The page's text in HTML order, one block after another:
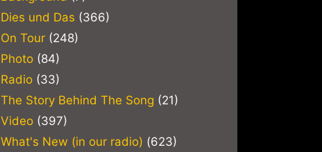
Dies und Das (366)
On Tour(248)
Photo(84)
Radio(33)
The Story Behind The Song (21)
Video(397)
What's New (in our radio) (623)